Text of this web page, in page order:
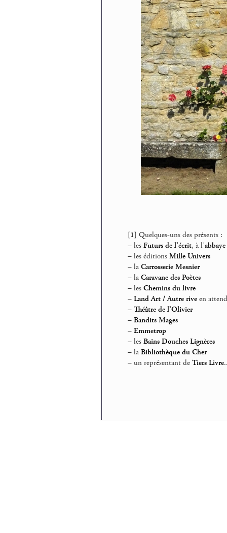
[1] Quelques-uns des présents :
–les Futurs de l’écrit, à l’
–les éditions Mille Univers
–la Carrosserie Mesnier
–la Caravane des Poètes
–les Chemins du livre
– Land Art / Autre riveen
– Théâtre de l’Olivier
– Bandits Mages
– Emmetrop
–les Bains Douches Lignères
–la Bibliothèque du Cher
–un représentant de Tiers Livre